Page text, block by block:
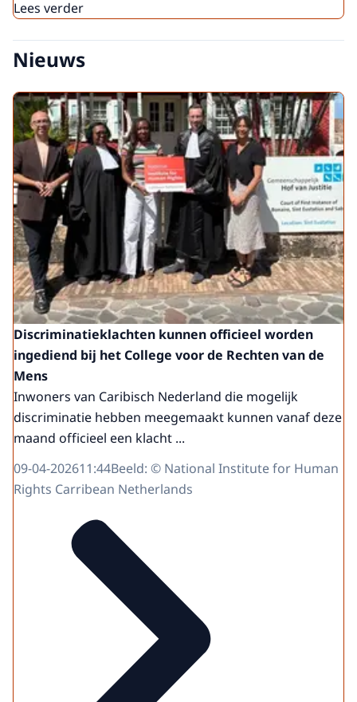
Lees verder
Nieuws
Discriminatieklachten kunnen officieel worden
ingediend bij het College voor de Rechten van de
Mens
Inwoners van Caribisch Nederland die mogelijk
discriminatie hebben meegemaakt kunnen vanaf deze
maand officieel een klacht ...
09-04-202611:44Beeld: © National Institute for Human
Rights Carribean Netherlands